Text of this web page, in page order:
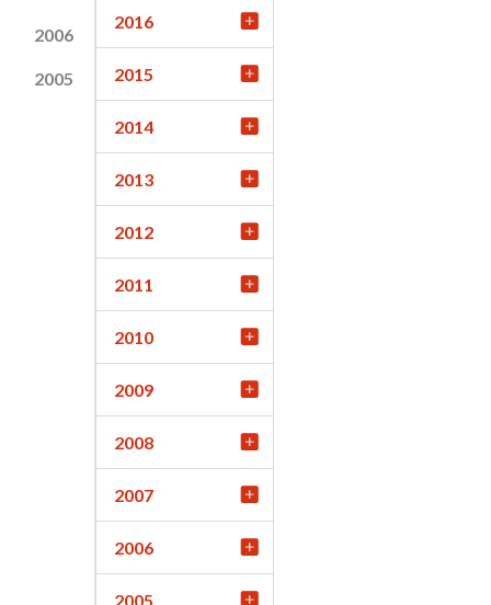
2006
2005
2016
2015
2014
2013
2012
2011
2010
2009
2008
2007
2006
2005